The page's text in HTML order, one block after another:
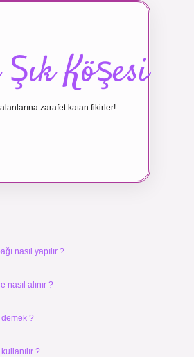
Köşesi
zarafet katan fikirler!
nasıl yapılır ?
nasıl alınır ?
demek ?
?